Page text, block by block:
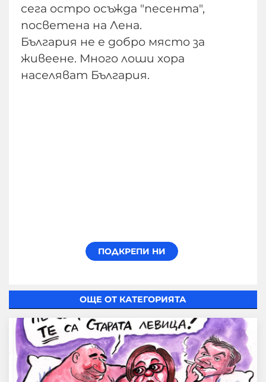
сега остро осъжда "песента",
посветена на Лена.
България не е добро място за
живеене. Много лоши хора
населяват България.
ОЩЕ ОТ КАТЕГОРИЯТА